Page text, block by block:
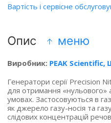
Вартість і сервісне
Опис меню
Виробник: PEAK Scientific,
Генератори серії Precision
для отримання «нульового»
умовах. Застосовуються в
як джерело газу-носія та
слідових концентрацій